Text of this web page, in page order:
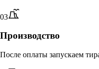
03
Производство
После оплаты запускаем